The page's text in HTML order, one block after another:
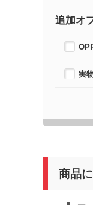
追加オ
実
商品